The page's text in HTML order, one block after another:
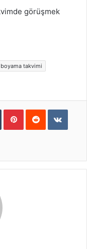
görüşmek
takvimi
TumblrPinterestReddit